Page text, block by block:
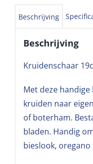
Beschrijving
Beschrijving
Kruidenschaar
Met deze
kruiden naar
of boterham.
bladen. Handig
bieslook,